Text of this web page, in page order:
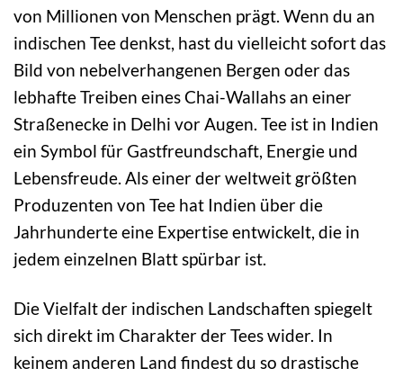
von Millionen von Menschen prägt. Wenn du an
indischen Tee denkst, hast du vielleicht sofort das
Bild von nebelverhangenen Bergen oder das
lebhafte Treiben eines Chai-Wallahs an einer
Straßenecke in Delhi vor Augen. Tee ist in Indien
ein Symbol für Gastfreundschaft, Energie und
Lebensfreude. Als einer der weltweit größten
Produzenten von Tee hat Indien über die
Jahrhunderte eine Expertise entwickelt, die in
jedem einzelnen Blatt spürbar ist.
Die Vielfalt der indischen Landschaften spiegelt
sich direkt im Charakter der Tees wider. In
keinem anderen Land findest du so drastische